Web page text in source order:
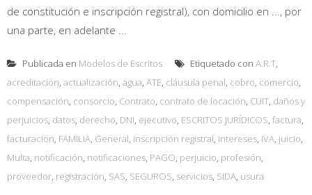
de constitución e inscripción registral), con domicilio en ..., por
una parte, en adelante ...
Publicada en Modelos de Escritos Etiquetado con A.R.T,
acreditación, actualización, agua, ATE, cláusula penal, cobro, comercio,
compensación, consorcio, Contrato, contrato de locación, CUIT, daños y
perjuicios, datos, derecho, DNI, ejecutivo, ESCRITOS JURÍDICOS, factura,
facturación, FAMILIA, General, inscripción registral, intereses, IVA, juicio,
Multa, notificación, notificaciones, PAGO, perjuicio, profesión,
proveedor, registración, SAS, SEGUROS, servicios, SIDA, usura